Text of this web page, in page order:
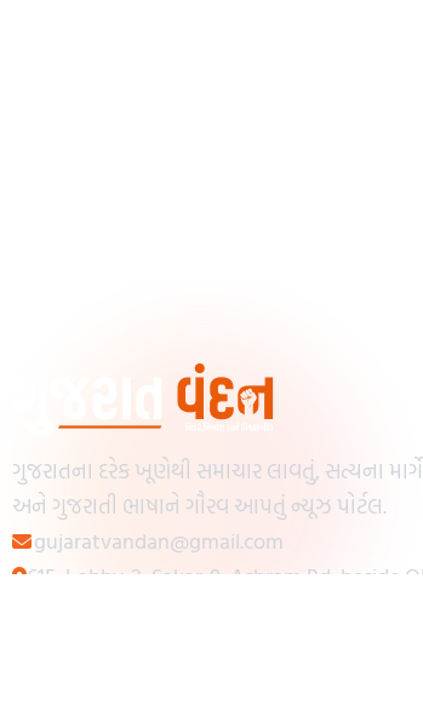
ગુજરાતના દરેક ખૂણેથી સમાચાર લાવતું, સત્યના
અને ગુજરાતી ભાષાને ગૌરવ આપતું ન્યૂઝ પોર્ટલ.
gujaratvandan@gmail.com
615, Lobby-2, Sakar-9, Ashram Rd, beside